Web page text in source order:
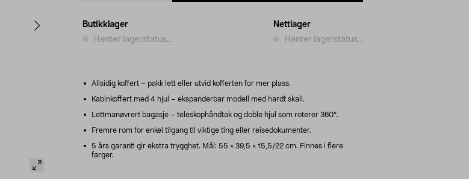
Butikklager
Henter lagerstatus...
Nettlager
Henter lagerstatus...
Allsidig koffert – pakk lett eller utvid kofferten for mer plass.
Kabinkoffert med 4 hjul – ekspanderbar modell med hardt skall.
Lettmanøvrert bagasje – teleskophåndtak og doble hjul som roterer 360°.
Fremre rom for enkel tilgang til viktige ting eller reisedokumenter.
5 års garanti gir ekstra trygghet. Mål: 55 × 39,5 × 15,5/22 cm. Finnes i flere
farger.